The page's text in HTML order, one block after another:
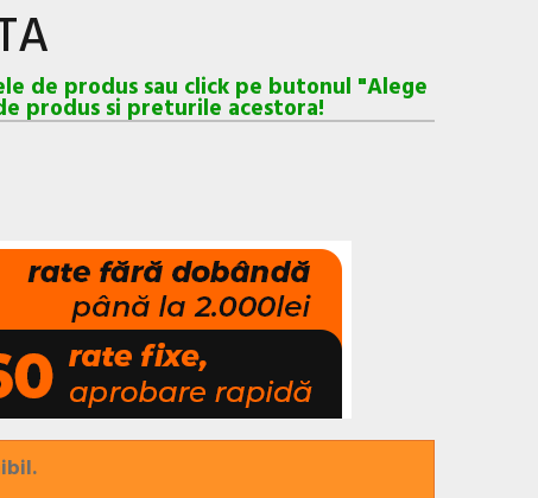
de produs sau click pe butonul "Alege
produs si preturile acestora!